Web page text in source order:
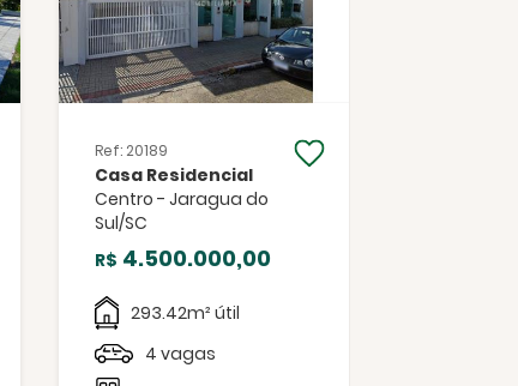
Ref: 20189
Casa Residencial
Centro - Jaragua do
Sul/SC
R$ 4.500.000,00
293.42m² útil
4 vagas